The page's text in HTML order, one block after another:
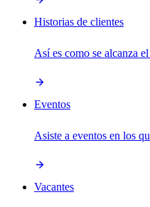
Historias de clientes
Así es como se alcanza
Eventos
Asiste a eventos en los
Vacantes